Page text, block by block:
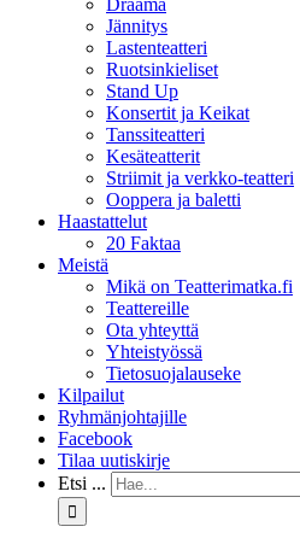
Draama
Jännitys
Lastenteatteri
Ruotsinkieliset
Stand Up
Konsertit ja Keikat
Tanssiteatteri
Kesäteatterit
Striimit ja verkko-teatteri
Ooppera ja baletti
Haastattelut
20 Faktaa
Meistä
Mikä on Teatterimatka.fi
Teattereille
Ota yhteyttä
Yhteistyössä
Tietosuojalauseke
Kilpailut
Ryhmänjohtajille
Facebook
Tilaa uutiskirje
Etsi ...